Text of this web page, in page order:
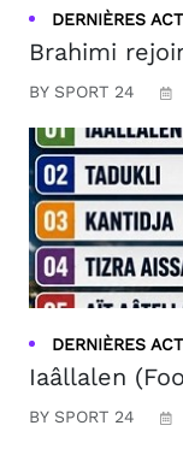
DERNIÈRES
Brahimi
BY SPORT 24
DERNIÈRES
Iaâllalen
BY SPORT 24